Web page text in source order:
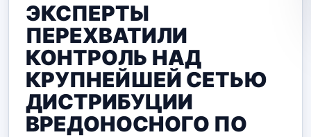
ЭКСПЕРТЫ
ПЕРЕХВАТИЛИ
КОНТРОЛЬ НАД
КРУПНЕЙШЕЙ СЕТЬЮ
ДИСТРИБУЦИИ
ВРЕДОНОСНОГО ПО